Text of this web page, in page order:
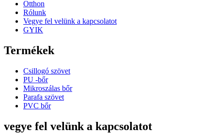
Otthon
Rólunk
Vegye fel velünk a kapcsolatot
GYIK
Termékek
Csillogó szövet
PU -bőr
Mikroszálas bőr
Parafa szövet
PVC bőr
vegye fel velünk a kapcsolatot